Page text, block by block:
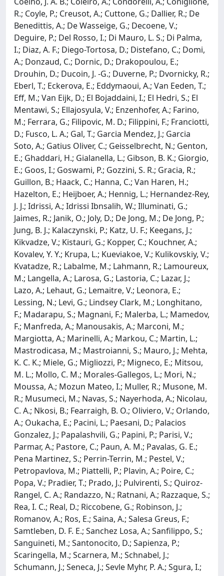
R.; Coyle, P.; Creusot, A.; Cuttone, G.; Dallier, R.; De
Benedittis, A.; De Wasseige, G.; Decoene, V.;
Deguire, P.; Del Rosso, I.; Di Mauro, L. S.; Di Palma,
I.; Diaz, A. F.; Diego-Tortosa, D.; Distefano, C.; Domi,
A.; Donzaud, C.; Dornic, D.; Drakopoulou, E.;
Drouhin, D.; Ducoin, J. -G.; Duverne, P.; Dvornicky, R.;
Eberl, T.; Eckerova, E.; Eddymaoui, A.; Van Eeden, T.;
Eff, M.; Van Eijk, D.; El Bojaddaini, I.; El Hedri, S.; El
Mentawi, S.; Ellajosyula, V.; Enzenhofer, A.; Farino,
M.; Ferrara, G.; Filipovic, M. D.; Filippini, F.; Franciotti,
D.; Fusco, L. A.; Gal, T.; Garcia Mendez, J.; Garcia
Soto, A.; Gatius Oliver, C.; Geisselbrecht, N.; Genton,
E.; Ghaddari, H.; Gialanella, L.; Gibson, B. K.; Giorgio,
E.; Goos, I.; Goswami, P.; Gozzini, S. R.; Gracia, R.;
Guillon, B.; Haack, C.; Hanna, C.; Van Haren, H.;
Hazelton, E.; Heijboer, A.; Hennig, L.; Hernandez-Rey,
J. J.; Idrissi, A.; Idrissi Ibnsalih, W.; Illuminati, G.;
Jaimes, R.; Janik, O.; Joly, D.; De Jong, M.; De Jong, P.;
Jung, B. J.; Kalaczynski, P.; Katz, U. F.; Keegans, J.;
Kikvadze, V.; Kistauri, G.; Kopper, C.; Kouchner, A.;
Kovalev, Y. Y.; Krupa, L.; Kueviakoe, V.; Kulikovskiy, V.;
Kvatadze, R.; Labalme, M.; Lahmann, R.; Lamoureux,
M.; Langella, A.; Larosa, G.; Lastoria, C.; Lazar, J.;
Lazo, A.; Lehaut, G.; Lemaitre, V.; Leonora, E.;
Lessing, N.; Levi, G.; Lindsey Clark, M.; Longhitano,
F.; Madarapu, S.; Magnani, F.; Malerba, L.; Mamedov,
F.; Manfreda, A.; Manousakis, A.; Marconi, M.;
Margiotta, A.; Marinelli, A.; Markou, C.; Martin, L.;
Mastrodicasa, M.; Mastroianni, S.; Mauro, J.; Mehta,
K. C. K.; Miele, G.; Migliozzi, P.; Migneco, E.; Mitsou,
M. L.; Mollo, C. M.; Morales-Gallegos, L.; Mori, N.;
Moussa, A.; Mozun Mateo, I.; Muller, R.; Musone, M.
R.; Musumeci, M.; Navas, S.; Nayerhoda, A.; Nicolau,
C. A.; Nkosi, B.; Fearraigh, B. O.; Oliviero, V.; Orlando,
A.; Oukacha, E.; Pacini, L.; Paesani, D.; Palacios
Gonzalez, J.; Papalashvili, G.; Papini, P.; Parisi, V.;
Parmar, A.; Pastore, C.; Paun, A. M.; Pavalas, G. E.;
Pena Martinez, S.; Perrin-Terrin, M.; Pestel, V.;
Petropavlova, M.; Piattelli, P.; Plavin, A.; Poire, C.;
Popa, V.; Pradier, T.; Prado, J.; Pulvirenti, S.; Quiroz-
Rangel, C. A.; Randazzo, N.; Ratnani, A.; Razzaque, S.;
Rea, I. C.; Real, D.; Riccobene, G.; Robinson, J.;
Romanov, A.; Ros, E.; Saina, A.; Salesa Greus, F.;
Samtleben, D. F. E.; Sanchez Losa, A.; Sanfilippo, S.;
Sanguineti, M.; Santonocito, D.; Sapienza, P.;
Scaringella, M.; Scarnera, M.; Schnabel, J.;
Schumann, J.; Seneca, J.; Sevle Myhr, P. A.; Sgura, I.;